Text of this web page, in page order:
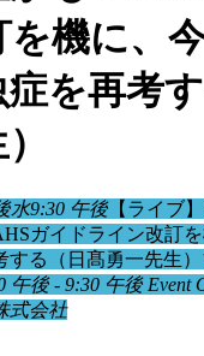
を機に、
症を再考
水9:30 午後【ライブ
ガイドライン改訂
る（日髙勇一先生）
午後 - 9:30 午後 Event
式会社